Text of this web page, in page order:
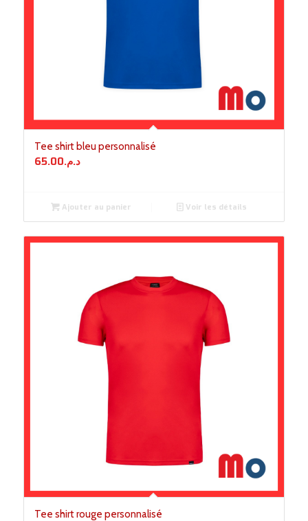
Tee shirt bleu personnalisé
د.م.65.00
Ajouter au panier Voir les détails
Tee shirt rouge personnalisé